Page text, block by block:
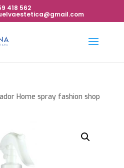
418 562
Home spray fashion shop